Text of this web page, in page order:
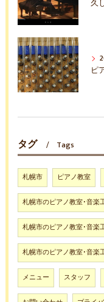
久
ピ
タグ Tags
札幌市 ピアノ教室
札幌市のピアノ教室･音楽
札幌市のピアノ教室･音楽
札幌市のピアノ教室･音楽
メニュー スタッフ